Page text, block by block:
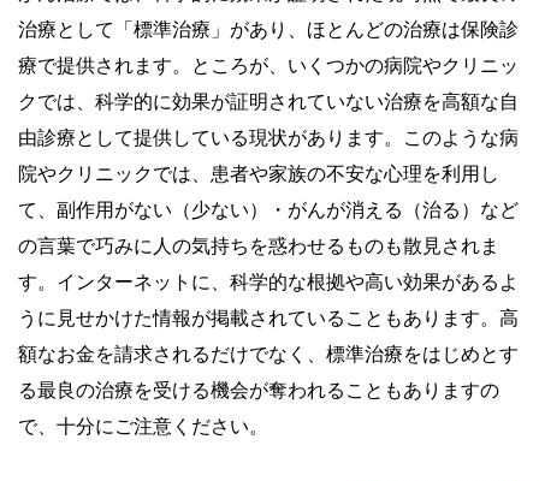
治療として「標準治療」があり、ほとんどの治療は保険診
療で提供されます。ところが、いくつかの病院やクリニッ
クでは、科学的に効果が証明されていない治療を高額な自
由診療として提供している現状があります。このような病
院やクリニックでは、患者や家族の不安な心理を利用し
て、副作用がない（少ない）・がんが消える（治る）など
の言葉で巧みに人の気持ちを惑わせるものも散見されま
す。インターネットに、科学的な根拠や高い効果があるよ
うに見せかけた情報が掲載されていることもあります。高
額なお金を請求されるだけでなく、標準治療をはじめとす
る最良の治療を受ける機会が奪われることもありますの
で、十分にご注意ください。